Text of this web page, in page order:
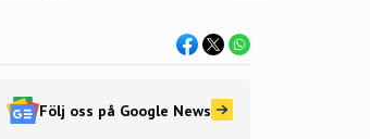
Följ oss på Google News